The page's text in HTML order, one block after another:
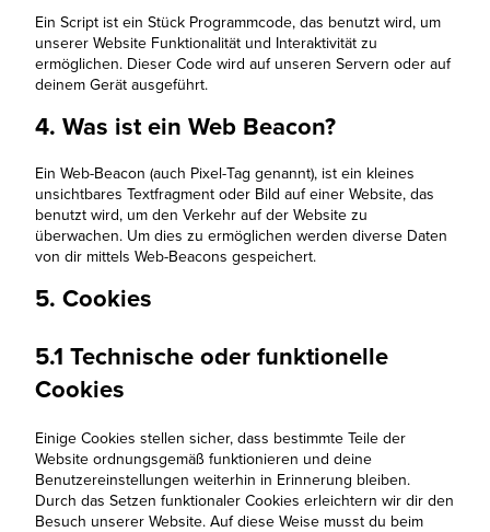
Ein Script ist ein Stück Programmcode, das benutzt wird, um
unserer Website Funktionalität und Interaktivität zu
ermöglichen. Dieser Code wird auf unseren Servern oder auf
deinem Gerät ausgeführt.
4. Was ist ein Web Beacon?
Ein Web-Beacon (auch Pixel-Tag genannt), ist ein kleines
unsichtbares Textfragment oder Bild auf einer Website, das
benutzt wird, um den Verkehr auf der Website zu
überwachen. Um dies zu ermöglichen werden diverse Daten
von dir mittels Web-Beacons gespeichert.
5. Cookies
5.1 Technische oder funktionelle
Cookies
Einige Cookies stellen sicher, dass bestimmte Teile der
Website ordnungsgemäß funktionieren und deine
Benutzereinstellungen weiterhin in Erinnerung bleiben.
Durch das Setzen funktionaler Cookies erleichtern wir dir den
Besuch unserer Website. Auf diese Weise musst du beim